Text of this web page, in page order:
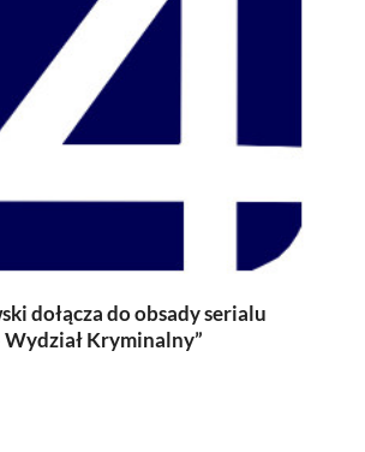
dołącza do obsady serialu
Kryminalny”